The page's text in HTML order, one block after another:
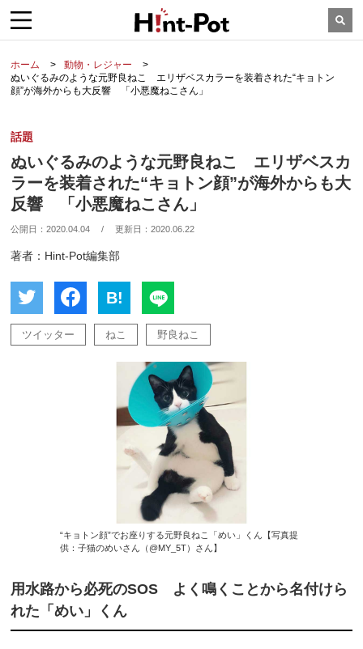
ホーム
動物・レジャー
ぬいぐるみのような元野良ねこ エリザベスカラーを装着された“キョトン
顔”が海外からも大反響 「小悪魔ねこさん」
話題
ぬいぐるみのような元野良ねこ エリザベスカ
ラーを装着された“キョトン顔”が海外からも大
反響 「小悪魔ねこさん」
公開日：2020.04.04 / 更新日：2020.06.22
著者：Hint-Pot編集部
B!
ツイッター ねこ 野良ねこ
“キョトン顔”でお座りする元野良ねこ「めい」くん【写真提
供：子猫のめいさん（@MY_5T）さん】
用水路から必死のSOS よく鳴くことから名付けら
れた「めい」くん